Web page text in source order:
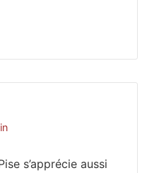
s’apprécie aussi